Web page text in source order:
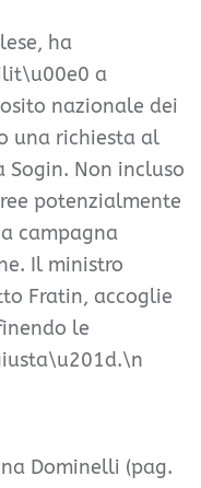
ha
a
nazionale dei
una richiesta al
Non incluso
potenzialmente
campagna
Il ministro
Fratin, accoglie
le
Dominelli (pag.